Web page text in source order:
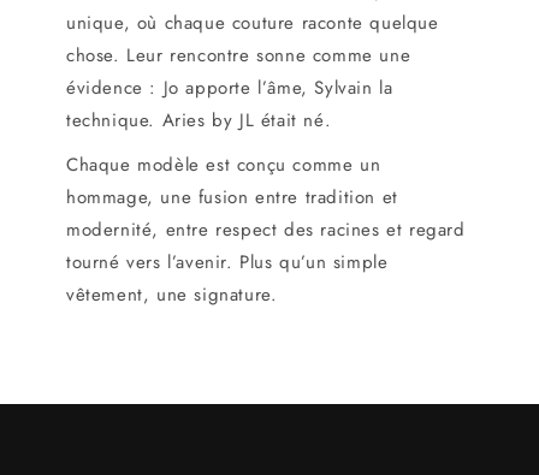
unique, où chaque couture raconte quelque
chose. Leur rencontre sonne comme une
évidence : Jo apporte l’âme, Sylvain la
technique. Aries by JL était né.
Chaque modèle est conçu comme un
hommage, une fusion entre tradition et
modernité, entre respect des racines et regard
tourné vers l’avenir. Plus qu’un simple
vêtement, une signature.